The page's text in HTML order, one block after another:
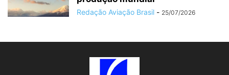
Redação Aviação Brasil - 25/07/2026